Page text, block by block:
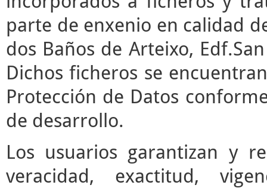
parte de enxenio en calidad
dos Baños de Arteixo,
Dichos ficheros se
Protección de Datos
de desarrollo.
Los usuarios garantizan y
veracidad, exactitud,